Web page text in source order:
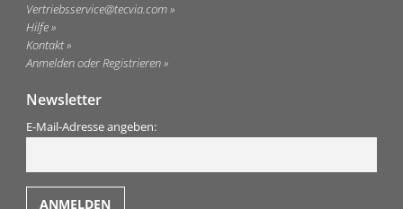
Vertriebsservice@tecvia.com
Hilfe
Kontakt
Anmelden oder Registrieren
Newsletter
E-Mail-Adresse angeben: